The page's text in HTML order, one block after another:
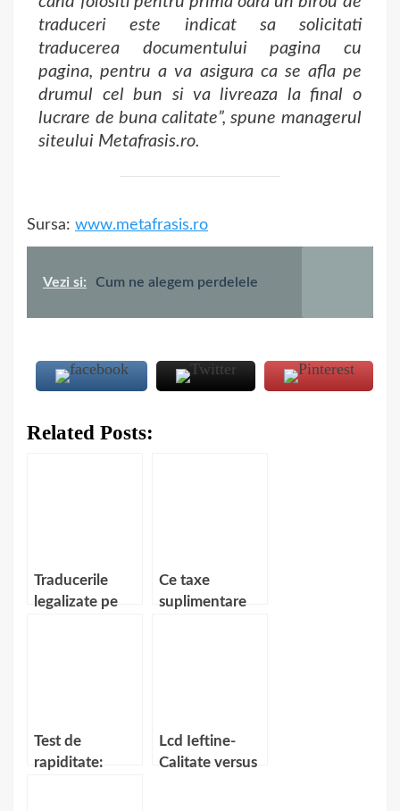
traduceri este indicat sa solicitati
traducerea documentului pagina cu
pagina, pentru a va asigura ca se afla pe
drumul cel bun si va livreaza la final o
lucrare de buna calitate”, spune managerul
siteului Metafrasis.ro.
Sursa: www.metafrasis.ro
Vezi si: Cum ne alegem perdelele
Related Posts:
Traducerile
legalizate pe
Ce taxe
suplimentare
Test de
rapiditate:
Lcd Ieftine-
Calitate versus